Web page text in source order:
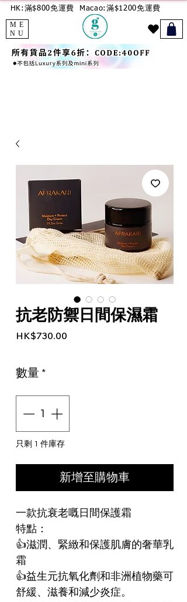
HK:滿$800免運費 Macao:滿$1200免運費
ME
NU
抗老防禦日間保濕霜
HK$730.00
數量 *
只剩 1 件庫存
新增至購物車
一款抗衰老嘅日間保護霜
特點：
👍滋潤、緊緻和保護肌膚的奢華乳
霜
👍益生元抗氧化劑和非洲植物藥可
舒緩、滋養和減少炎症。